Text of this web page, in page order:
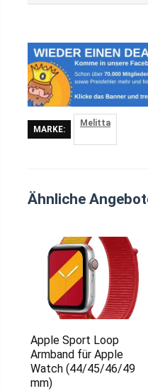
MARKE:
Melitta
Ähnliche
Apple Sport Loop
Armband für Apple
Watch (44/45/46/49
mm)